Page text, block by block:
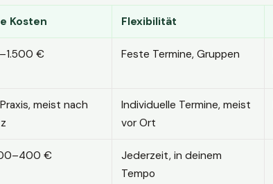
Kosten Flexibilität
€ Feste Termine, Gruppen
meist nach
Individuelle Termine, meist
vor Ort
€
Jederzeit, in deinem
Tempo